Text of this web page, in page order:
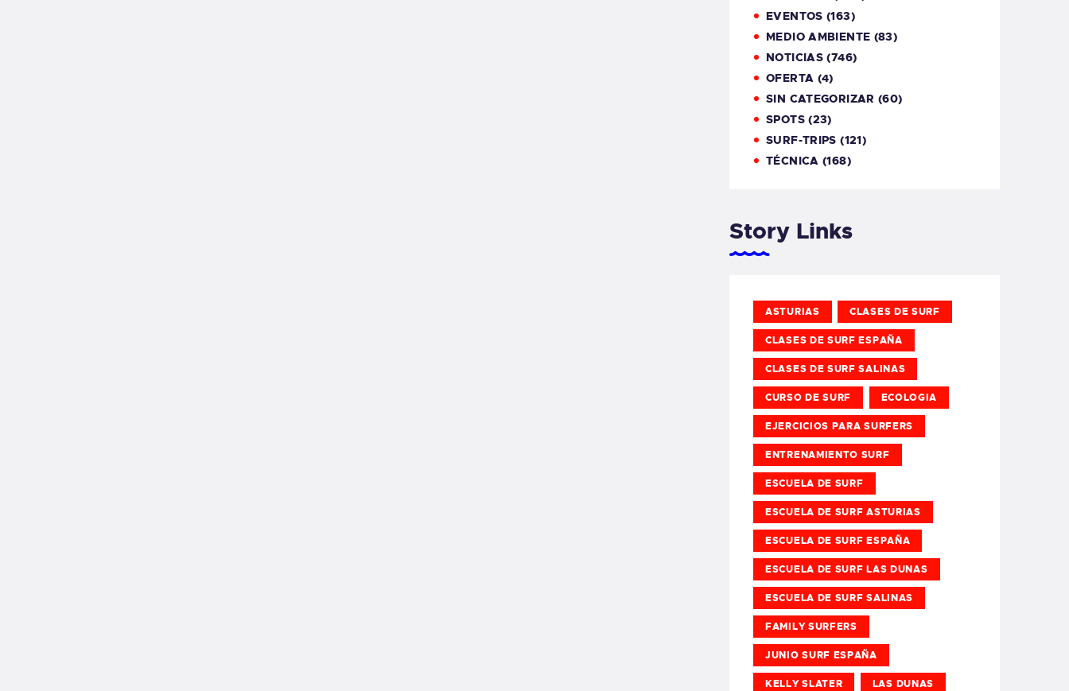
EVENTOS (163)
MEDIO AMBIENTE (83)
NOTICIAS (746)
OFERTA (4)
SIN CATEGORIZAR (60)
SPOTS(23)
SURF-TRIPS (121)
TÉCNICA (168)
Story Links
ASTURIAS CLASES DE SURF
CLASES DE SURF ESPAÑA
CLASES DE SURF SALINAS
CURSO DE SURF ECOLOGIA
EJERCICIOS PARA SURFERS
ENTRENAMIENTO SURF
ESCUELA DE SURF
ESCUELA DE SURF ASTURIAS
ESCUELA DE SURF ESPAÑA
ESCUELA DE SURF LAS DUNAS
ESCUELA DE SURF SALINAS
FAMILY SURFERS
JUNIO SURF ESPAÑA
KELLY SLATER LAS DUNAS